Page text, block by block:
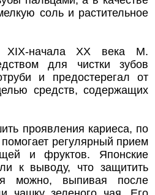
соль и растительное
XIX-начала XX века М.
для чистки зубов
и предостерегал от
средств, содержащих
проявления кариеса, по
регулярный прием
и фруктов. Японские
к выводу, что защитить
можно, выпивая после